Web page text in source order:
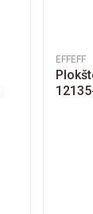
EFFEFF